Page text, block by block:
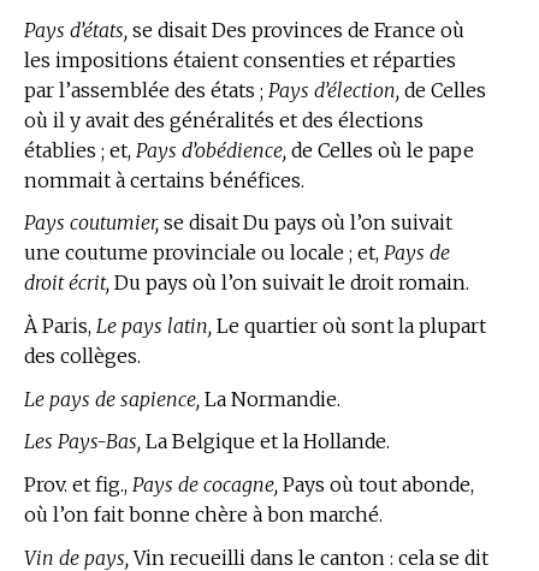
Pays d’états, se disait Des provinces de France où
les impositions étaient consenties et réparties
par l’assemblée des états ; Pays d’élection, de Celles
où il y avait des généralités et des élections
établies ; et, Pays d’obédience, de Celles où le pape
nommait à certains bénéfices.
Pays coutumier, se disait Du pays où l’on suivait
une coutume provinciale ou locale ; et, Pays de
droit écrit, Du pays où l’on suivait le droit romain.
À Paris, Le pays latin, Le quartier où sont la plupart
des collèges.
Le pays de sapience, La Normandie.
Les Pays-Bas, La Belgique et la Hollande.
Prov. et fig., Pays de cocagne, Pays où tout abonde,
où l’on fait bonne chère à bon marché.
Vin de pays, Vin recueilli dans le canton : cela se dit